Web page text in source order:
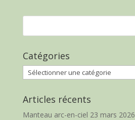
Catégories
Catégories
Articles récents
Manteau arc-en-ciel 23 mars 2026